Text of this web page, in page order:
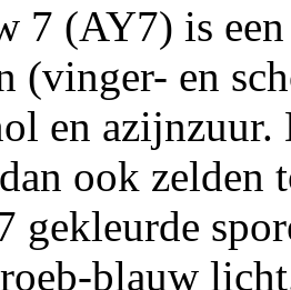
7 (AY7) is
(vinger- en
en
ook zelden
gekleurde
blauw